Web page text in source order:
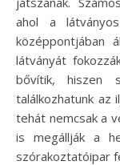
ahol a
középpontjában
látványát
bővítik, hiszen
találkozhatunk az
tehát nemcsak a
is megállják a
szórakoztatóipar